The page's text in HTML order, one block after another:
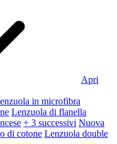
Apri
in microfibra
Lenzuola di flanella
+ 3 successivi Nuova
di cotone Lenzuola double